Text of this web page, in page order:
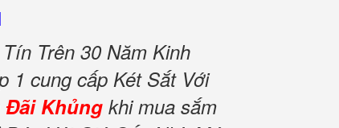
Trên 30 Năm Kinh
1 cung cấp Két Sắt Với
Đãi Khủng khi mua sắm